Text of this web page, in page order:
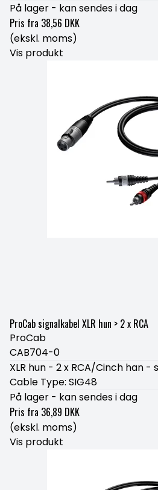
På lager - kan sendes i dag
Pris fra 38,56 DKK
(ekskl. moms)
Vis produkt
ProCab signalkabel XLR hun > 2 x RCA
ProCab
CAB704-0
XLR hun - 2 x RCA/Cinch han -
Cable Type: SIG48
På lager - kan sendes i dag
Pris fra 36,89 DKK
(ekskl. moms)
Vis produkt